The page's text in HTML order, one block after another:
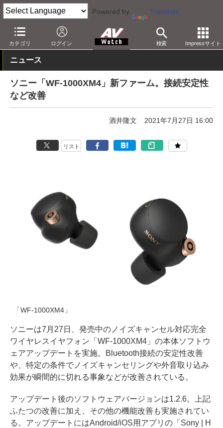
Powered by Translate
カテゴリ ログイン 検索 Impressサイト
AV Watch 製品 ヘッドフォン ソニー
ニュース
ソニー「WF-1000XM4」新ファーム。接続安定性
など改善
酒井隆文 2021年7月27日 16:00
リスト
「WF-1000XM4」
ソニーは7月27日、発売中のノイズキャンセル対応完全
ワイヤレスイヤフォン「WF-1000XM4」の本体ソフトウ
ェアアップデートを実施。Bluetooth接続の安定性改善
や、特定の条件でノイズキャンセリングや外音取り込み
効果が瞬間的に切れる事象などが改善されている。
アップデート後のソフトウェアバージョンは1.2.6。上記
ふたつの改善に加え、その他の機能改善も実施されてい
る。アップデートにはAndroid/iOS用アプリの「Sony | H